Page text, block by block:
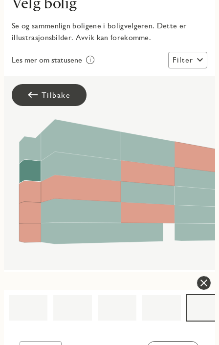
Se og sammenlign boligene i boligvelgeren. Dette er
illustrasjonsbilder. Avvik kan forekomme.
Les mer om statusene Filter
Tilbake